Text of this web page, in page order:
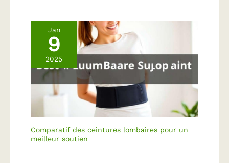
Jan
9
2025
Comparatif des ceintures lombaires pour un
meilleur soutien